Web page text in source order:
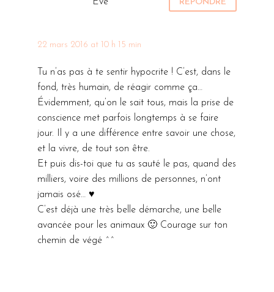
22 mars 2016 at 10 h 15 min
RÉPONDRE
Tu n’as pas à te sentir hypocrite ! C’est, dans le
fond, très humain, de réagir comme ça…
Évidemment, qu’on le sait tous, mais la prise de
conscience met parfois longtemps à se faire
jour. Il y a une différence entre savoir une chose,
et la vivre, de tout son être.
Et puis dis-toi que tu as sauté le pas, quand des
milliers, voire des millions de personnes, n’ont
jamais osé… ♥
C’est déjà une très belle démarche, une belle
avancée pour les animaux 🙂 Courage sur ton
chemin de végé ^^